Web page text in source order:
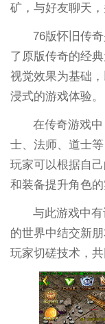
矿，与好友聊天，
76版怀旧传
了原版传奇的经
视觉效果为基础
浸式的游戏体验。
在传奇游戏
士、法师、道士
玩家可以根据自
和装备提升角色的
与此游戏中
的世界中结交新
玩家切磋技术，共